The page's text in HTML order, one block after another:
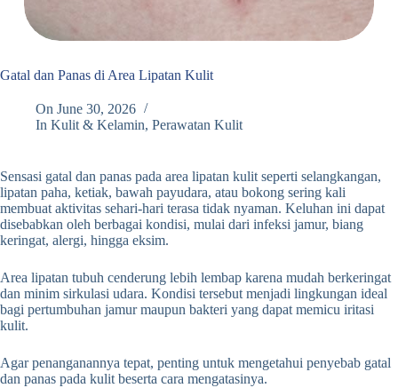
Gatal dan Panas di Area Lipatan Kulit
On June 30, 2026
In Kulit & Kelamin,Perawatan Kulit
Sensasi gatal dan panas pada area lipatan kulit seperti selangkangan,
lipatan paha, ketiak, bawah payudara, atau bokong sering kali
membuat aktivitas sehari-hari terasa tidak nyaman. Keluhan ini dapat
disebabkan oleh berbagai kondisi, mulai dari infeksi jamur, biang
keringat, alergi, hingga eksim.
Area lipatan tubuh cenderung lebih lembap karena mudah berkeringat
dan minim sirkulasi udara. Kondisi tersebut menjadi lingkungan ideal
bagi pertumbuhan jamur maupun bakteri yang dapat memicu iritasi
kulit.
Agar penanganannya tepat, penting untuk mengetahui penyebab gatal
dan panas pada kulit beserta cara mengatasinya.